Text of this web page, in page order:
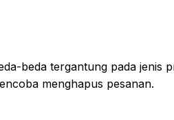
beda tergantung pada jenis
menghapus pesanan.